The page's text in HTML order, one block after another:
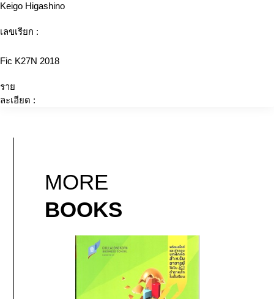
Keigo Higashino
เลขเรียก :
Fic K27N 2018
ราย
ละเอียด :
MORE
BOOKS